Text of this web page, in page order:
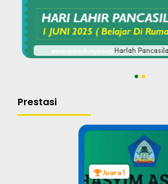
#
Harlah Pancasila
Prestasi
Juara 1